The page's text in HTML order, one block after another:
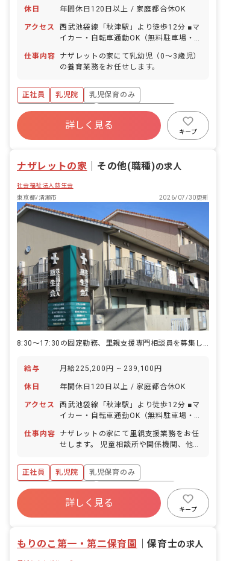
休日 年間休日120日以上 / 家庭都合休OK
アクセス
西武池袋線「秋津駅」より徒歩12分 ■マ
イカー・自転車通勤OK（無料駐車場・
仕事内容
ナザレットの家にて乳幼児（0～3歳児）
の養育業務をお任せします。
正社員 乳児院
乳児保育のみ
ボーナス・賞与あり
年間休日120日以上
寮・住宅・家賃補助あり
社会保険完備
詳しく見る
キープ
ナザレットの家 その他(職種)の求人
社会福祉法人慈生会
東京都/清瀬市
2026/07/30更新
給与 月給225,200円 ~ 239,100円
休日 年間休日120日以上 / 家庭都合休OK
アクセス
西武池袋線「秋津駅」より徒歩12分 ■マ
イカー・自転車通勤OK（無料駐車場・
仕事内容
ナザレットの家にて里親支援業務をお任
せします。 児童相談所や関係機関、他職
ための支援と地域の里親さんのサポート
を行います。
正社員 乳児院
乳児保育のみ
ボーナス・賞与あり
年間休日120日以上
寮・住宅・家賃補助あり
社会保険完備
詳しく見る
キープ
もりのこ第一・第二保育園 ｜保育士の求人